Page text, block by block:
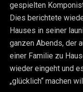
gespielten
Dies berichtete
Hauses in seiner
ganzen Abends, der
einer Familie zu
wieder eingeht und
„glücklich“ machen